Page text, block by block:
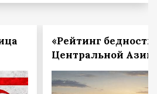
«Рейтинг
Центральной Азии